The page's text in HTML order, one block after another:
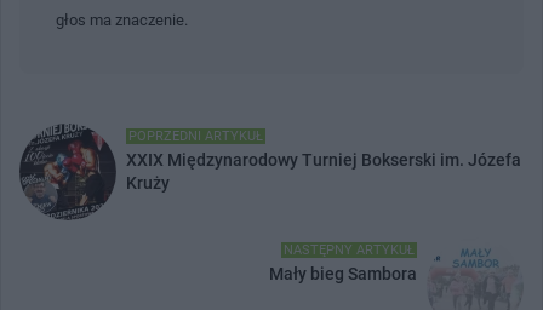
głos ma znaczenie.
POPRZEDNI ARTYKUŁ
XXIX Międzynarodowy Turniej Bokserski im. Józefa
Kruży
NASTĘPNY ARTYKUŁ
Mały bieg Sambora